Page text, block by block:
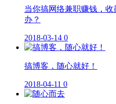
当你搞网络兼职赚钱，
办？
2018-03-14 0
搞博客，随心就好！
2018-04-11 0